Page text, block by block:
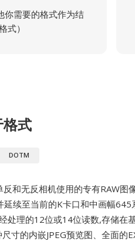
需要的格式作为结
式）
格式
DOTM
反和无反相机使用的专有RAW图
续至当前的K卡口和中画幅645
处理的12位或14位读数,存储在
寸的内嵌JPEG预览图、全面的